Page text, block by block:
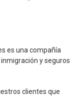
es una compañía
y seguros
clientes que